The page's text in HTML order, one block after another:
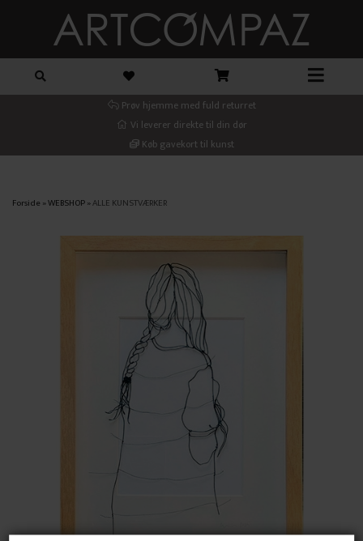
Prøv hjemme med fuld returret
Vi leverer direkte til din dør
Køb gavekort til kunst
Forside »WEBSHOP»ALLE KUNSTVÆRKER